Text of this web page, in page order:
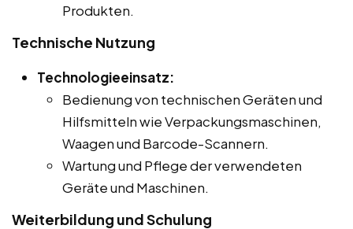
Produkten.
Technische Nutzung
Technologieeinsatz:
Bedienung von technischen Geräten und
Hilfsmitteln wie Verpackungsmaschinen,
Waagen und Barcode-Scannern.
Wartung und Pflege der verwendeten
Geräte und Maschinen.
Weiterbildung und Schulung